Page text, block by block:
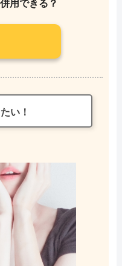
用できる？
い！